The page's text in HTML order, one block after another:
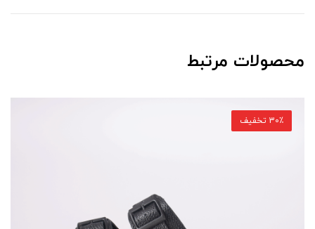
محصولات مرتبط
30٪ تخفیف